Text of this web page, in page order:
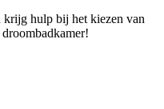
krijg hulp bij het kiezen van